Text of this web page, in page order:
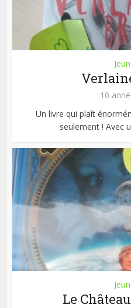
10
Un livre qui plaît
seulement ! Avec
Le